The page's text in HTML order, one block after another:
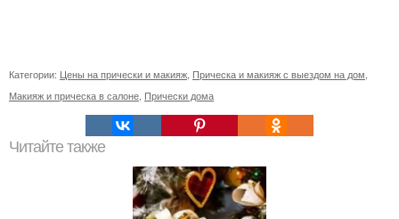
Категории: Цены на прически и макияж, Прическа и макияж с выездом на дом,
Макияж и прическа в салоне, Прически дома
Читайте также